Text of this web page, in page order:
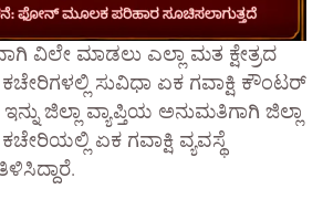
ವಿಲೇ ಮಾಡಲು ಎಲ್ಲಾ ಮತ ಕ್ಷೇತ್ರದ
ಸುವಿಧಾ ಏಕ ಗವಾಕ್ಷಿ ಕೌಂಟರ್
ಜಿಲ್ಲಾ ವ್ಯಾಪ್ತಿಯ ಅನುಮತಿಗಾಗಿ ಜಿಲ್ಲಾ
ಏಕ ಗವಾಕ್ಷಿ ವ್ಯವಸ್ಥೆ